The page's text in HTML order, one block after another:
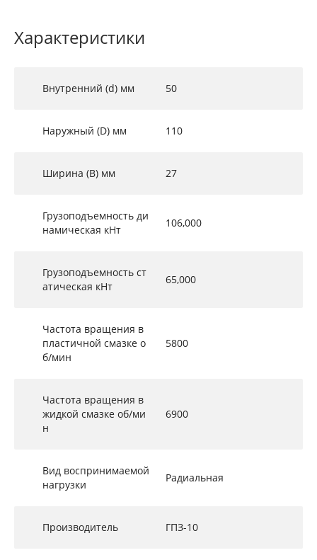
Характеристики
Внутренний (d) мм 50
Наружный (D) мм 110
Ширина (B) мм 27
Грузоподъемность ди
намическая кНт
106,000
Грузоподъемность ст
атическая кНт
65,000
Частота вращения в
пластичной смазке о
б/мин
5800
Частота вращения в
жидкой смазке об/ми
н
6900
Вид воспринимаемой
нагрузки
Радиальная
Производитель ГПЗ-10